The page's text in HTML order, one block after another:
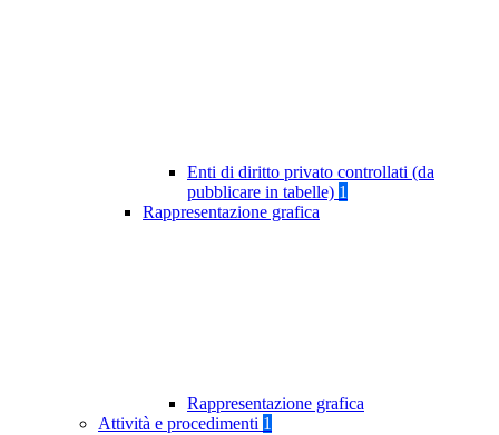
Enti di diritto privato controllati (da
pubblicare in tabelle) 1
Rappresentazione grafica
Rappresentazione grafica
Attività e procedimenti 1